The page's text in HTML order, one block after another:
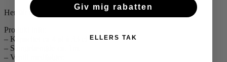
Her får du en super ølbong til en fantastisk pris !!!
Produkt info:
– Kapacitet ca 4 øl à 33 cl
– Slangelængde ca. 1m.
– Ventil medfølger.
Giv mig rabatten
ELLERS TAK